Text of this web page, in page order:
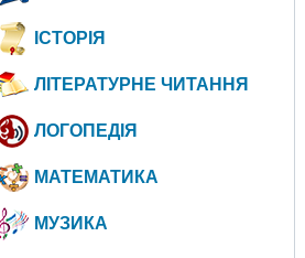
ІСТОРІЯ
ЛІТЕРАТУРНЕ ЧИТАННЯ
ЛОГОПЕДІЯ
МАТЕМАТИКА
МУЗИКА